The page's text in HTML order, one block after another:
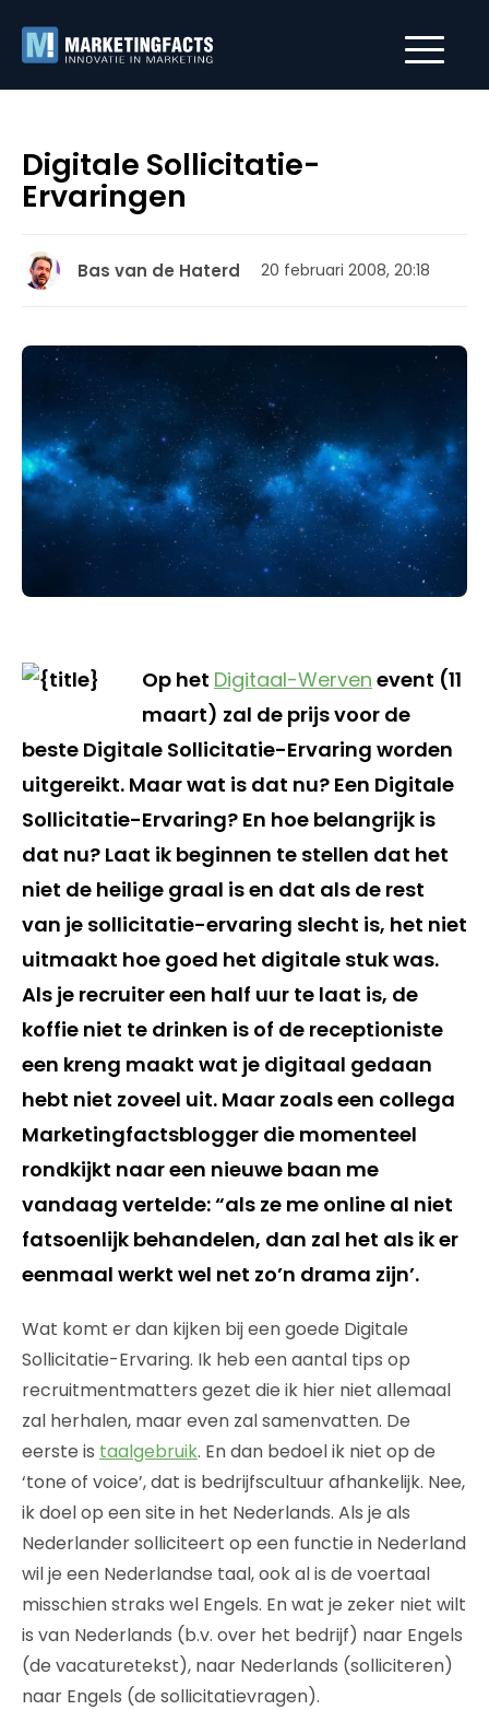
Digitale Sollicitatie-
Ervaringen
Bas van de Haterd 20 februari 2008, 20:18
Op het Digitaal-Werven event (11
maart) zal de prijs voor de
beste Digitale Sollicitatie-Ervaring worden
uitgereikt. Maar wat is dat nu? Een Digitale
Sollicitatie-Ervaring? En hoe belangrijk is
dat nu? Laat ik beginnen te stellen dat het
niet de heilige graal is en dat als de rest
van je sollicitatie-ervaring slecht is, het niet
uitmaakt hoe goed het digitale stuk was.
Als je recruiter een half uur te laat is, de
koffie niet te drinken is of de receptioniste
een kreng maakt wat je digitaal gedaan
hebt niet zoveel uit. Maar zoals een collega
Marketingfactsblogger die momenteel
rondkijkt naar een nieuwe baan me
vandaag vertelde: “als ze me online al niet
fatsoenlijk behandelen, dan zal het als ik er
eenmaal werkt wel net zo’n drama zijn’.
Wat komt er dan kijken bij een goede Digitale
Sollicitatie-Ervaring. Ik heb een aantal tips op
recruitmentmatters gezet die ik hier niet allemaal
zal herhalen, maar even zal samenvatten. De
eerste is taalgebruik. En dan bedoel ik niet op de
‘tone of voice’, dat is bedrijfscultuur afhankelijk. Nee,
ik doel op een site in het Nederlands. Als je als
Nederlander solliciteert op een functie in Nederland
wil je een Nederlandse taal, ook al is de voertaal
misschien straks wel Engels. En wat je zeker niet wilt
is van Nederlands (b.v. over het bedrijf) naar Engels
(de vacaturetekst), naar Nederlands (solliciteren)
naar Engels (de sollicitatievragen).